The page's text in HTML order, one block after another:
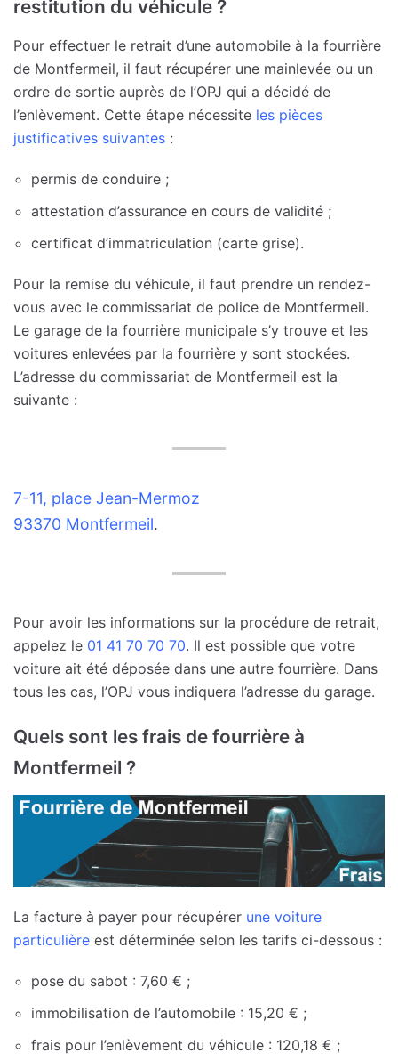
restitution du véhicule ?
Pour effectuer le retrait d’une automobile à la fourrière
de Montfermeil, il faut récupérer une mainlevée ou un
ordre de sortie auprès de l’OPJ qui a décidé de
l’enlèvement. Cette étape nécessite les pièces
justificatives suivantes :
permis de conduire ;
attestation d’assurance en cours de validité ;
certificat d’immatriculation (carte grise).
Pour la remise du véhicule, il faut prendre un rendez-
vous avec le commissariat de police de Montfermeil.
Le garage de la fourrière municipale s’y trouve et les
voitures enlevées par la fourrière y sont stockées.
L’adresse du commissariat de Montfermeil est la
suivante :
7-11, place Jean-Mermoz
93370 Montfermeil.
Pour avoir les informations sur la procédure de retrait,
appelez le 01 41 70 70 70. Il est possible que votre
voiture ait été déposée dans une autre fourrière. Dans
tous les cas, l’OPJ vous indiquera l’adresse du garage.
Quels sont les frais de fourrière à
Montfermeil ?
La facture à payer pour récupérer une voiture
particulière est déterminée selon les tarifs ci-dessous :
pose du sabot : 7,60 € ;
immobilisation de l’automobile : 15,20 € ;
frais pour l’enlèvement du véhicule : 120,18 € ;